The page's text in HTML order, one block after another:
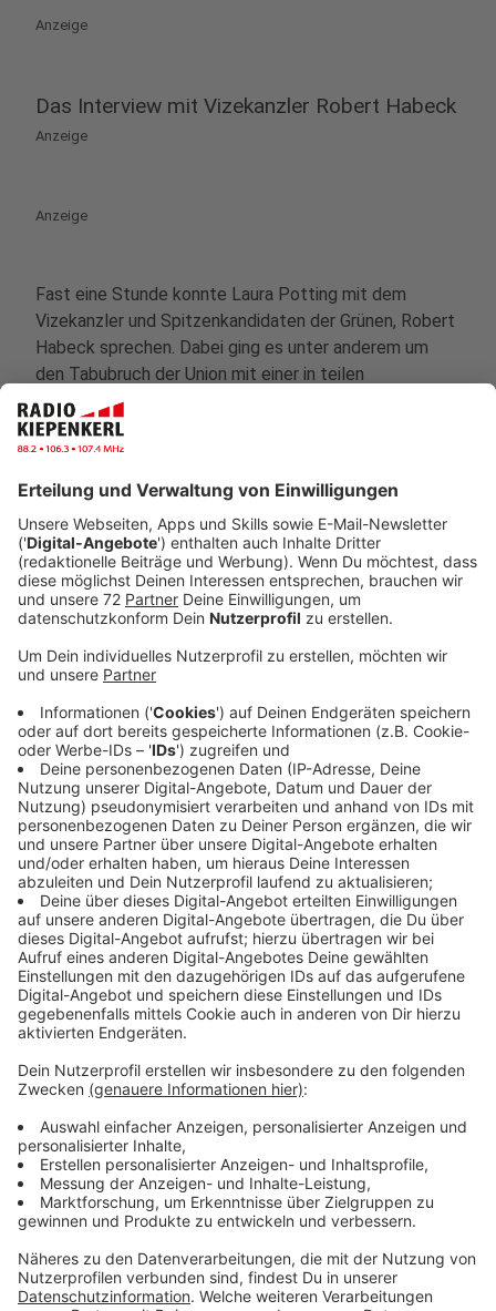
Anzeige
Das Interview mit Vizekanzler Robert Habeck
Anzeige
Anzeige
Fast eine Stunde konnte Laura Potting mit dem
Vizekanzler und Spitzenkandidaten der Grünen, Robert
Habeck sprechen. Dabei ging es unter anderem um
den Tabubruch der Union mit einer in teilen
rechtsextremen Partei zu stimmen und Habecks
möglicherweise größtem politischen Fehler, dem
Heizungsgesetz.
Hört hier das komplette Interview
Anzeige
Das Interview mit Die Linke-Spitzenkandidat
Jan van Aken
Anzeige
Anzeige
Die Linken sind im Aufwind: Sie kratzen bei aktuellen
Umfragen an der Fünf Prozent-Hürde. Etwas, dass vor
wenigen Monaten noch ausgeschlossen schien. Marc
Weiß hat mit Jan van Aken, einem der beiden
Spitzenkandidaten über mehr Steuergerechtigkeit,
einen bundesweiten Mietpreisdeckel und über die
Abstimmung der Union zusammen mit der AfD
gesprochen.
Hört hier das komplette Interview
Anzeige
Das Interview mit BSW-Chefin Sahra
Wagenknecht
Anzeige